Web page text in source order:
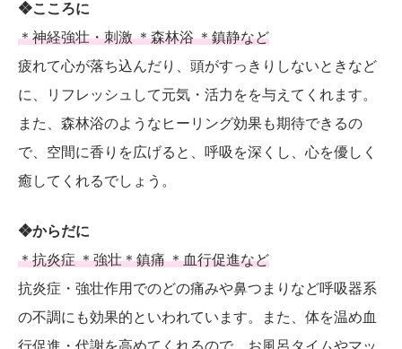
❖こころに
＊神経強壮・刺激 ＊森林浴 ＊鎮静など
疲れて心が落ち込んだり、頭がすっきりしないときなど
に、リフレッシュして元気・活力をを与えてくれます。
また、森林浴のようなヒーリング効果も期待できるの
で、空間に香りを広げると、呼吸を深くし、心を優しく
癒してくれるでしょう。
❖からだに
＊抗炎症 ＊強壮＊鎮痛 ＊血行促進など
抗炎症・強壮作用でのどの痛みや鼻つまりなど呼吸器系
の不調にも効果的といわれています。また、体を温め血